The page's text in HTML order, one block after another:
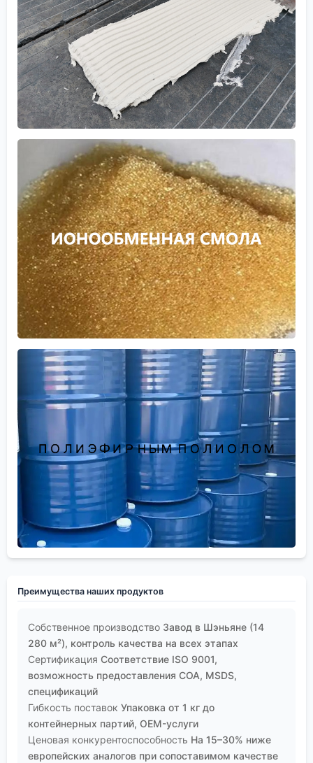
Преимущества наших продуктов
Собственное производство Завод в Шэньяне (14
280 м²), контроль качества на всех этапах
Сертификация Соответствие ISO 9001,
возможность предоставления COA, MSDS,
спецификаций
Гибкость поставок Упаковка от 1 кг до
контейнерных партий, OEM-услуги
Ценовая конкурентоспособность На 15–30% ниже
европейских аналогов при сопоставимом качестве